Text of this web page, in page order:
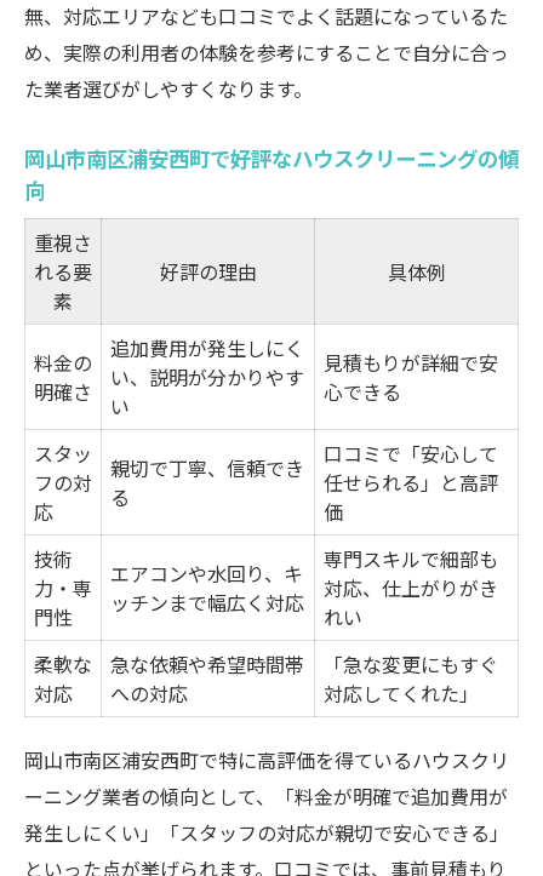
無、対応エリアなども口コミでよく話題になっているた
め、実際の利用者の体験を参考にすることで自分に合っ
た業者選びがしやすくなります。
岡山市南区浦安西町で好評なハウスクリーニングの傾
向
重視さ
れる要
素
好評の理由 具体例
料金の
明確さ
追加費用が発生しにく
い、説明が分かりやす
い
見積もりが詳細で安
心できる
スタッ
フの対
応
親切で丁寧、信頼でき
る
口コミで「安心して
任せられる」と高評
価
技術
力・専
門性
エアコンや水回り、キ
ッチンまで幅広く対応
専門スキルで細部も
対応、仕上がりがき
れい
柔軟な
対応
急な依頼や希望時間帯
への対応
「急な変更にもすぐ
対応してくれた」
岡山市南区浦安西町で特に高評価を得ているハウスクリ
ーニング業者の傾向として、「料金が明確で追加費用が
発生しにくい」「スタッフの対応が親切で安心できる」
といった点が挙げられます。口コミでは、事前見積もり